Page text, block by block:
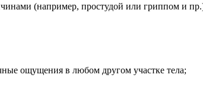
(например, простудой или гриппом и
ощущения в любом другом участке тела;